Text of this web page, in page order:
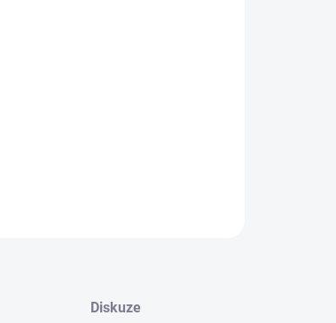
25G 40MM
použití určená pro lineární plnění a
Diskuze